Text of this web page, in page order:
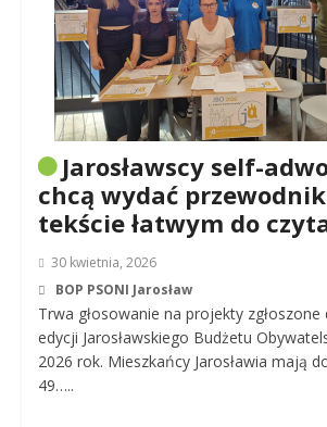
Jarosławscy self-
chcą wydać
tekście łatwym do
30 kwietnia, 2026
BOP PSONI Jarosław
Trwa głosowanie na projekty zgłoszone
edycji Jarosławskiego Budżetu
2026 rok. Mieszkańcy Jarosławia mają
49…..